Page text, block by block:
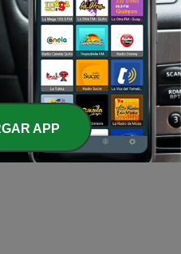
del profesional
APP